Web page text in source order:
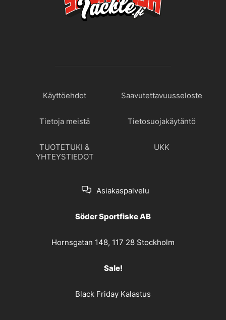
Käyttöehdot Saavutettavuusseloste
Tietoja meistä Tietosuojakäytäntö
TUOTETUKI &
YHTEYSTIEDOT
UKK
Asiakaspalvelu
Söder Sportfiske AB
Hornsgatan 148, 117 28 Stockholm
Sale!
Black Friday Kalastus